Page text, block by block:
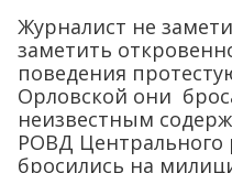
Журналист не
заметить
поведения
Орловской они
неизвестным
РОВД Центрального
бросились на